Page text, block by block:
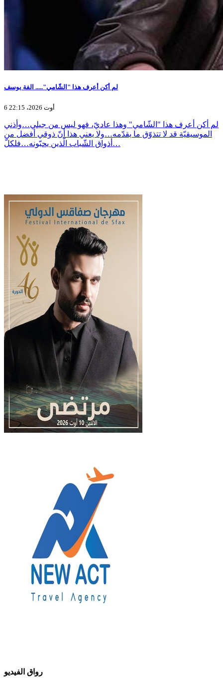
لم أكن أعرف هذا "الشّامي"..... الفة يوسف
6 أوت 2026، 22:15
لم أكن أعرف هذا "الشّامي" وهذا عاديّ، فهو ليس من جيلي…وأذني
الموسيقيّة قد لا تتذوّق ما يقدّمه…ولا يعني هذا أنّ ذوقي أفضل من
أذواق الشّباب الّذين يحبّونه…فلكلّ…
رواق الفيديو